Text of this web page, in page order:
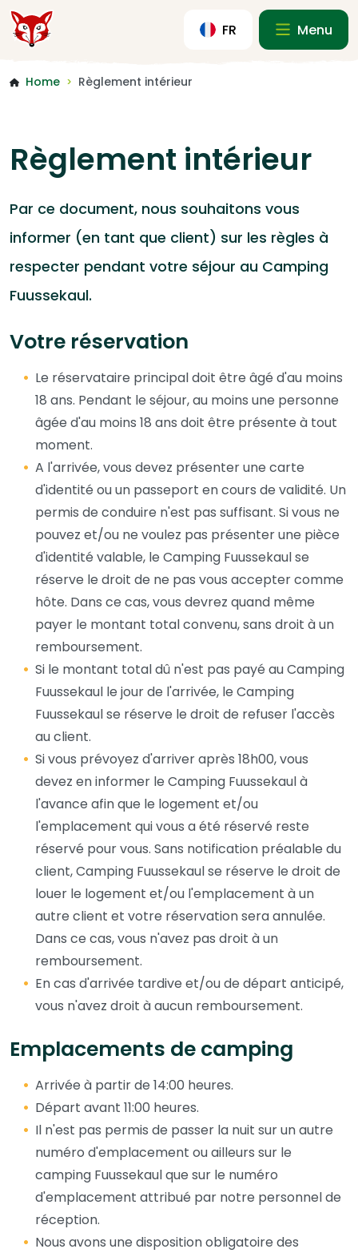
FR Menu
Home > Règlement intérieur
Règlement intérieur
Par ce document, nous souhaitons vous
informer (en tant que client) sur les règles à
respecter pendant votre séjour au Camping
Fuussekaul.
Votre réservation
Le réservataire principal doit être âgé d'au moins
18 ans. Pendant le séjour, au moins une personne
âgée d'au moins 18 ans doit être présente à tout
moment.
A l'arrivée, vous devez présenter une carte
d'identité ou un passeport en cours de validité. Un
permis de conduire n'est pas suffisant. Si vous ne
pouvez et/ou ne voulez pas présenter une pièce
d'identité valable, le Camping Fuussekaul se
réserve le droit de ne pas vous accepter comme
hôte. Dans ce cas, vous devrez quand même
payer le montant total convenu, sans droit à un
remboursement.
Si le montant total dû n'est pas payé au Camping
Fuussekaul le jour de l'arrivée, le Camping
Fuussekaul se réserve le droit de refuser l'accès
au client.
Si vous prévoyez d'arriver après 18h00, vous
devez en informer le Camping Fuussekaul à
l'avance afin que le logement et/ou
l'emplacement qui vous a été réservé reste
réservé pour vous. Sans notification préalable du
client, Camping Fuussekaul se réserve le droit de
louer le logement et/ou l'emplacement à un
autre client et votre réservation sera annulée.
Dans ce cas, vous n'avez pas droit à un
remboursement.
En cas d'arrivée tardive et/ou de départ anticipé,
vous n'avez droit à aucun remboursement.
Emplacements de camping
Arrivée à partir de 14:00 heures.
Départ avant 11:00 heures.
Il n'est pas permis de passer la nuit sur un autre
numéro d'emplacement ou ailleurs sur le
camping Fuussekaul que sur le numéro
d'emplacement attribué par notre personnel de
réception.
Nous avons une disposition obligatoire des